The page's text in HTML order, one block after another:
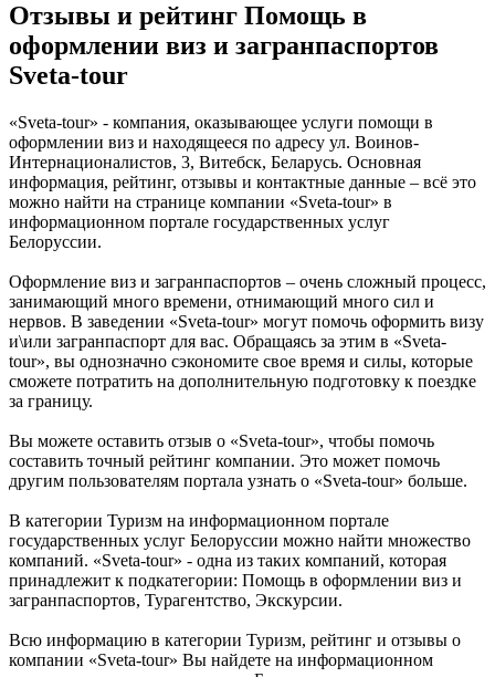
Отзывы и рейтинг Помощь в
оформлении виз и загранпаспортов
Sveta-tour
«Sveta-tour» - компания, оказывающее услуги помощи в
оформлении виз и находящееся по адресу ул. Воинов-
Интернационалистов, 3, Витебск, Беларусь. Основная
информация, рейтинг, отзывы и контактные данные – всё это
можно найти на странице компании «Sveta-tour» в
информационном портале государственных услуг
Белоруссии.
Оформление виз и загранпаспортов – очень сложный процесс,
занимающий много времени, отнимающий много сил и
нервов. В заведении «Sveta-tour» могут помочь оформить визу
и\или загранпаспорт для вас. Обращаясь за этим в «Sveta-
tour», вы однозначно сэкономите свое время и силы, которые
сможете потратить на дополнительную подготовку к поездке
за границу.
Вы можете оставить отзыв о «Sveta-tour», чтобы помочь
составить точный рейтинг компании. Это может помочь
другим пользователям портала узнать о «Sveta-tour» больше.
В категории Туризм на информационном портале
государственных услуг Белоруссии можно найти множество
компаний. «Sveta-tour» - одна из таких компаний, которая
принадлежит к подкатегории: Помощь в оформлении виз и
загранпаспортов, Турагентство, Экскурсии.
Всю информацию в категории Туризм, рейтинг и отзывы о
компании «Sveta-tour» Вы найдете на информационном